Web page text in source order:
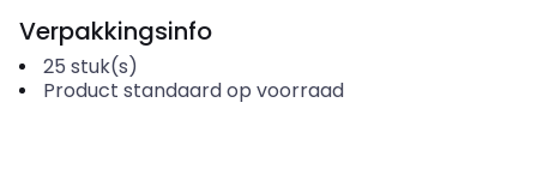
Verpakkingsinfo
25 stuk(s)
Product standaard op voorraad